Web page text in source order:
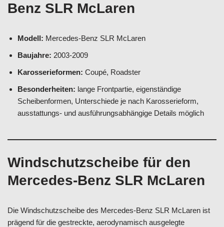
Benz SLR McLaren
Modell: Mercedes-Benz SLR McLaren
Baujahre: 2003-2009
Karosserieformen: Coupé, Roadster
Besonderheiten: lange Frontpartie, eigenständige
Scheibenformen, Unterschiede je nach Karosserieform,
ausstattungs- und ausführungsabhängige Details möglich
Windschutzscheibe für den
Mercedes-Benz SLR McLaren
Die Windschutzscheibe des Mercedes-Benz SLR McLaren ist
prägend für die gestreckte, aerodynamisch ausgelegte